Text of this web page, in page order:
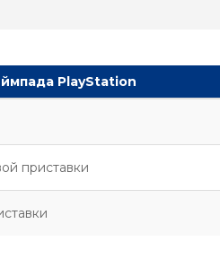
PlayStation
приставки